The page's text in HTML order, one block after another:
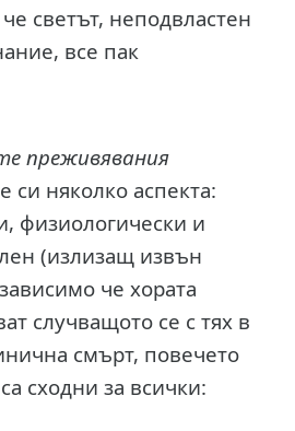
светът, неподвластен
все пак
преживявания
си няколко аспекта:
физиологически и
(излизащ извън
че хората
случващото се с тях в
смърт, повечето
сходни за всички: